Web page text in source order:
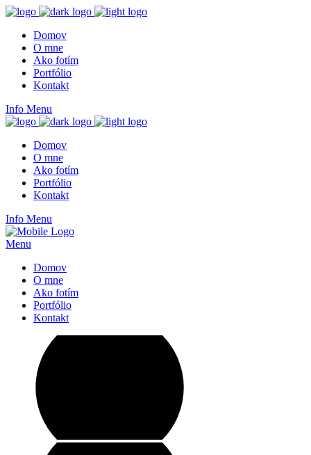
Domov
O mne
Ako fotím
Portfólio
Kontakt
Info Menu
Domov
O mne
Ako fotím
Portfólio
Kontakt
Info Menu
Menu
Domov
O mne
Ako fotím
Portfólio
Kontakt